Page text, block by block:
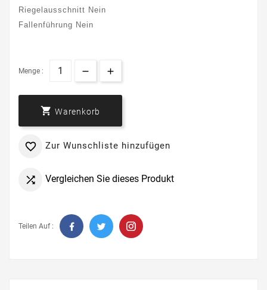
Riegelausschnitt Nein
Fallenführung Nein
Menge :
 Warenkorb
 Zur Wunschliste hinzufügen
 Vergleichen Sie dieses Produkt
Teilen Auf :